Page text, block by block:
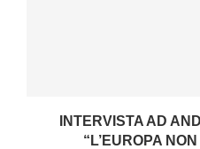
INTERVISTA AD
“L’EUROPA